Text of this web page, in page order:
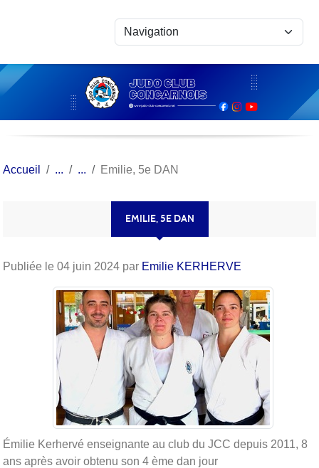
Accueil Emilie, 5e DAN
EMILIE, 5E DAN
Publiée le 04 juin 2024 par Emilie KERHERVE
Émilie Kerhervé enseignante au club du JCC depuis 2011, 8
ans après avoir obtenu son 4 ème dan jour